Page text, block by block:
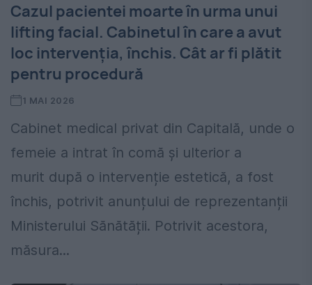
Cazul pacientei moarte în urma unui
lifting facial. Cabinetul în care a avut
loc intervenția, închis. Cât ar fi plătit
pentru procedură
1 MAI 2026
Cabinet medical privat din Capitală, unde o
femeie a intrat în comă și ulterior a
murit după o intervenție estetică, a fost
închis, potrivit anunțului de reprezentanții
Ministerului Sănătății. Potrivit acestora,
măsura...